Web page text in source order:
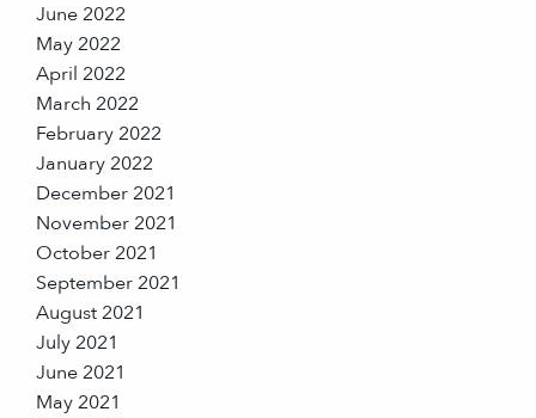
June 2022
May 2022
April 2022
March 2022
February 2022
January 2022
December 2021
November 2021
October 2021
September 2021
August 2021
July 2021
June 2021
May 2021